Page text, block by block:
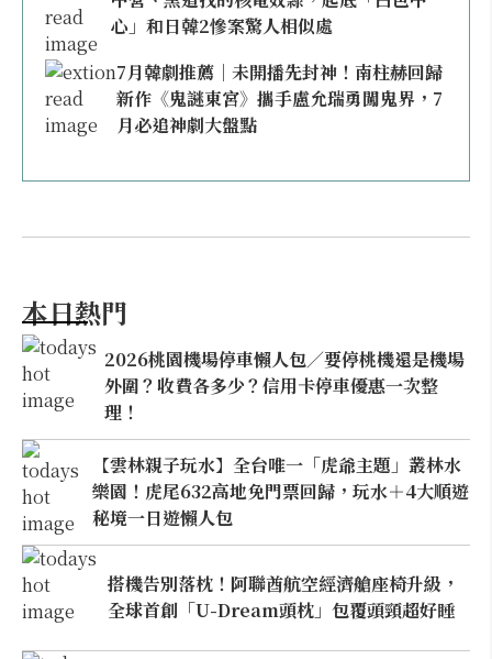
心」和日韓2慘案驚人相似處
7月韓劇推薦｜未開播先封神！南柱赫回歸
新作《鬼謎東宮》攜手盧允瑞勇闖鬼界，7
月必追神劇大盤點
本日熱門
2026桃園機場停車懶人包／要停桃機還是機場
外圍？收費各多少？信用卡停車優惠一次整
理！
【雲林親子玩水】全台唯一「虎爺主題」叢林水
樂園！虎尾632高地免門票回歸，玩水＋4大順遊
秘境一日遊懶人包
搭機告別落枕！阿聯酋航空經濟艙座椅升級，
全球首創「U-Dream頭枕」包覆頭頸超好睡